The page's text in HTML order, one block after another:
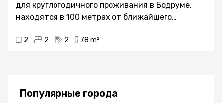
для круглогодичного проживания в Бодруме,
находятся в 100 метрах от ближайшего
удобств и предметов первой необходимости.
может предложить.О проекте и
апартаментахЭтот проект, построенный
2 2 2 78 m²
Популярные города